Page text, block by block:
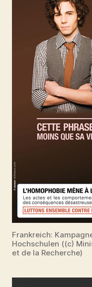
Frankreich:
Hochschulen ((c)
et de la Recherche)